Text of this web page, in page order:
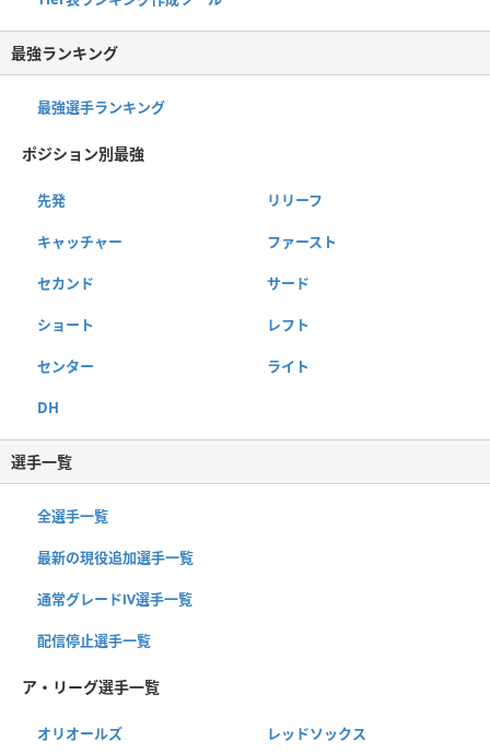
最強ランキング
最強選手ランキング
ポジション別最強
先発 リリーフ
キャッチャー ファースト
セカンド サード
ショート レフト
センター ライト
DH
選手一覧
全選手一覧
最新の現役追加選手一覧
通常グレードⅣ選手一覧
配信停止選手一覧
ア・リーグ選手一覧
オリオールズ レッドソックス